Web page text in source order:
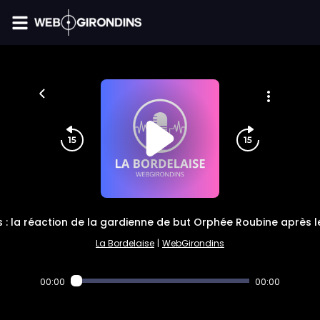
: la réaction de la gardienne de but Orphée Roubine après
La Bordelaise | WebGirondins
00:00 00:00